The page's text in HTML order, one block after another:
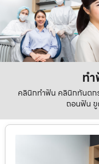
ทํ
คลินิกทำฟัน คลินิกทันตก
ถอนฟัน